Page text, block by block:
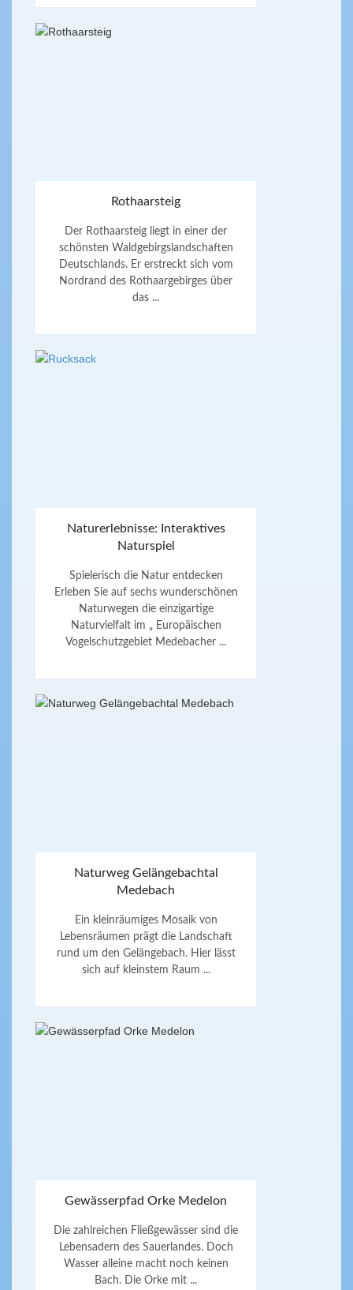
Rothaarsteig
Der Rothaarsteig liegt in einer der
schönsten Waldgebirgslandschaften
Deutschlands. Er erstreckt sich vom
Nordrand des Rothaargebirges über
das ...
Naturerlebnisse: Interaktives
Naturspiel
Spielerisch die Natur entdecken
Erleben Sie auf sechs wunderschönen
Naturwegen die einzigartige
Naturvielfalt im „ Europäischen
Vogelschutzgebiet Medebacher ...
Naturweg Gelängebachtal
Medebach
Ein kleinräumiges Mosaik von
Lebensräumen prägt die Landschaft
rund um den Gelängebach. Hier lässt
sich auf kleinstem Raum ...
Gewässerpfad Orke Medelon
Die zahlreichen Fließgewässer sind die
Lebensadern des Sauerlandes. Doch
Wasser alleine macht noch keinen
Bach. Die Orke mit ...